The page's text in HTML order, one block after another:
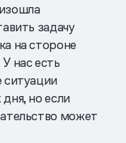
задачу
на стороне
нас есть
ситуации
но если
может